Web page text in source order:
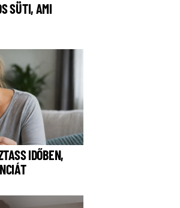
SÜTI, AMI
IDŐBEN,